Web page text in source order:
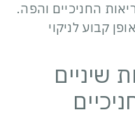
החניכיים והפה.
קבוע לניקוי
שיניים